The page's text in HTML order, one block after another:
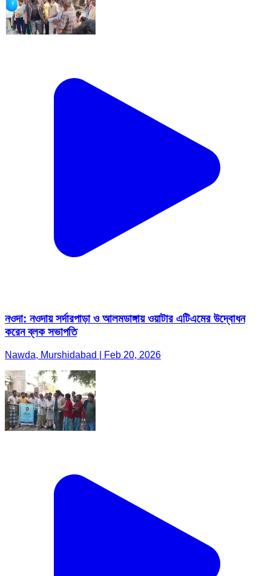
নওদা: নওদায় সর্দারপাড়া ও আলমডাঙ্গায় ওয়াটার এটিএমের উদ্বোধন
করেন ব্লক সভাপতি
Nawda, Murshidabad | Feb 20, 2026